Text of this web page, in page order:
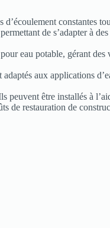
constantes
de s’adapter à
eau potable, gérant des
aux applications
peuvent être installés à
de restauration de